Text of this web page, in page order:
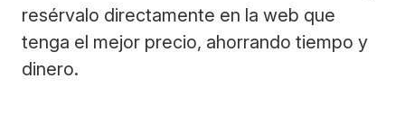
resérvalo directamente en la web que
tenga el mejor precio, ahorrando tiempo y
dinero.